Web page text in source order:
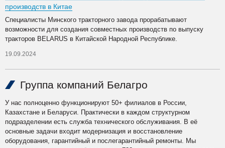
производств в Китае
Специалисты Минского тракторного завода прорабатывают
возможности для создания совместных производств по выпуску
тракторов BELARUS в Китайской Народной Республике.
19.09.2024
Группа компаний Белагро
У нас полноценно функционируют 50+ филиалов в России,
Казахстане и Беларуси. Практически в каждом структурном
подразделении есть служба технического обслуживания. В её
основные задачи входит модернизация и восстановление
оборудования, гарантийный и послегарантийный ремонты. Мы